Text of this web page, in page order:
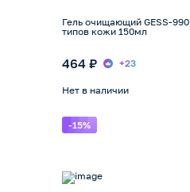
Гель очищающий GESS-
типов кожи 150мл
464 ₽ +23
Нет в наличии
-15%